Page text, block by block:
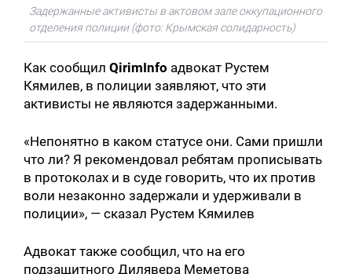
Задержанные активисты в актовом зале оккупационного
отделения полиции (фото: Крымская солидарность)
Как сообщилQirimInfo адвокат Рустем
Кямилев, в полиции заявляют, что эти
активисты не являются задержанными.
«Непонятно в каком статусе они. Сами пришли
что ли? Я рекомендовал ребятам прописывать
в протоколах и в суде говорить, что их против
воли незаконно задержали и удерживали в
полиции», — сказал Рустем Кямилев
Адвокат также сообщил, что на его
подзащитного Дилявера Меметова